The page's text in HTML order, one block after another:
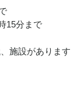
15分まで
施設があります